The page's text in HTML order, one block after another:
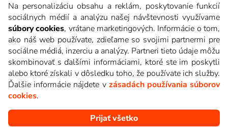
Copyright © goNET s.r.o. Na tomto webe sú zobrazované obrázky
z relácií TV staníc, ktoré môžete sledovať v Lepšia.TV.
Na personalizáciu obsahu a reklám, poskytovanie funkcií
sociálnych médií a analýzu našej návštevnosti využívame
súbory cookies, vrátane marketingových. Informácie o tom,
ako náš web používate, zdieľame so svojimi partnermi pre
sociálne médiá, inzerciu a analýzy. Partneri tieto údaje môžu
skombinovať s ďalšími informáciami, ktoré ste im poskytli
alebo ktoré získali v dôsledku toho, že používate ich služby.
Ďalšie informácie nájdete v zásadách používania súborov
cookies.
Prijať všetko